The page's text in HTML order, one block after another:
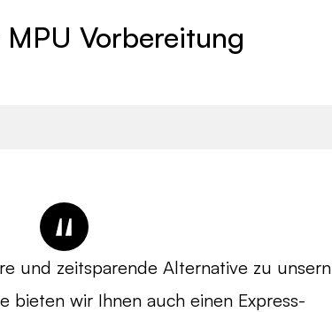
Vorbereitung
und zeitsparende Alternative zu unsern
bieten wir Ihnen auch einen Express-